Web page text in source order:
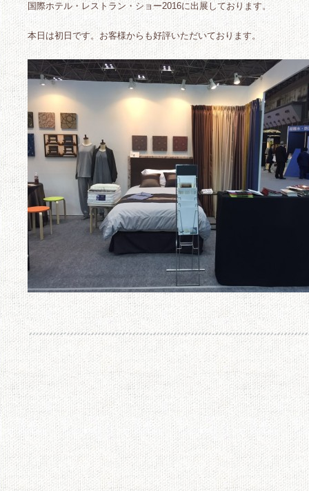
国際ホテル・レストラン・ショー2016に出展しております。
本日は初日です。お客様からも好評いただいております。